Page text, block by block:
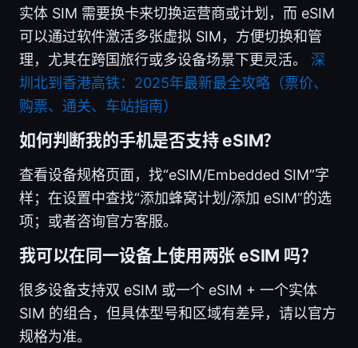
实体 SIM 需要换卡来切换运营商或计划，而 eSIM
可以通过软件激活多张虚拟 SIM，方便切换和管
理，尤其在跨国旅行或多设备场景下更灵活。 深
圳北到香港高铁：2025年最新最全攻略（票价、
购票、通关、车站指南）
如何判断我的手机是否支持 eSIM？
查看设备规格页面，找“eSIM/Embedded SIM”字
样；在设置中查找“添加蜂窝计划/添加 eSIM”的选
项；或者咨询官方客服。
我可以在同一设备上使用两张 eSIM 吗？
很多设备支持双 eSIM 或一个 eSIM + 一个实体
SIM 的组合，但具体型号和区域有差异，请以官方
规格为准。